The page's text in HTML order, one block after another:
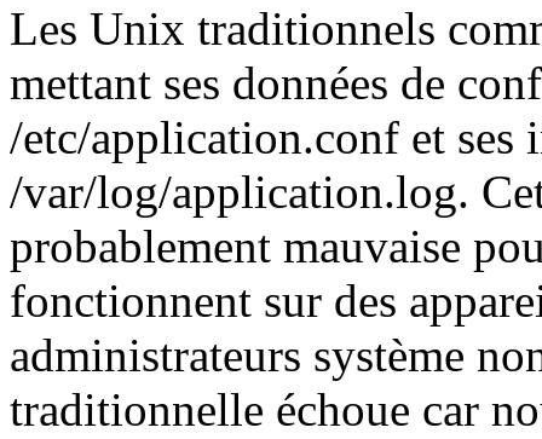
Les Unix traditionnels
mettant ses données de
/etc/application.conf et ses
/var/log/application.log.
probablement mauvaise
fonctionnent sur des
administrateurs système
traditionnelle échoue car